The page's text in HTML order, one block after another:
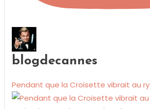
blogdecannes
Pendant que la Croisette vibrait au